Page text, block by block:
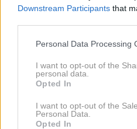
Downstream Participants that
Personal Data Processing
I want to opt-out of the
personal data.
Opted In
I want to opt-out of the
Personal Data.
Opted In
telo in zgradil prave
povsem zadovoljen.
nekem trenutku sem bil
mišice. Vse."